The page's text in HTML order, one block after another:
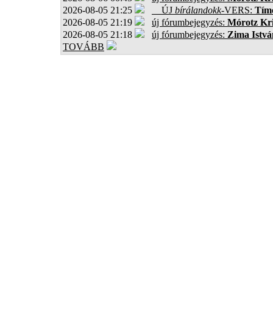
2026-08-05 21:25
ÚJ bírálandokk-VERS:
2026-08-05 21:19
új fórumbejegyzés: Mórotz
2026-08-05 21:18
új fórumbejegyzés: Zima
TOVÁBB